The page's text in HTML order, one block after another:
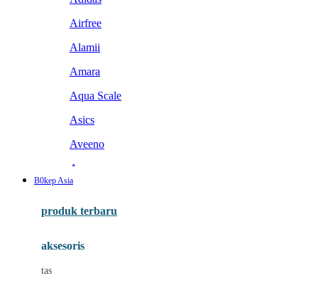
Airfree
Alamii
Amara
Aqua Scale
Asics
Aveeno
Awan
Baabaasheepz
B0kep Asia
produk terbaru
aksesoris
tas